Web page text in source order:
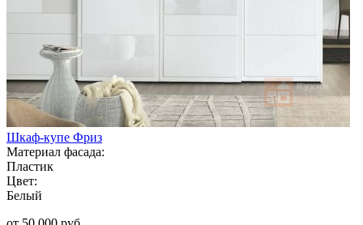
Шкаф-купе Фриз
Материал фасада:
Пластик
Цвет:
Белый